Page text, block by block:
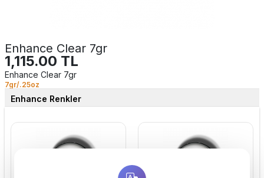
Enhance Clear 7gr
1,115.00 TL
Enhance Clear 7gr
7gr/.25oz
Enhance Renkler